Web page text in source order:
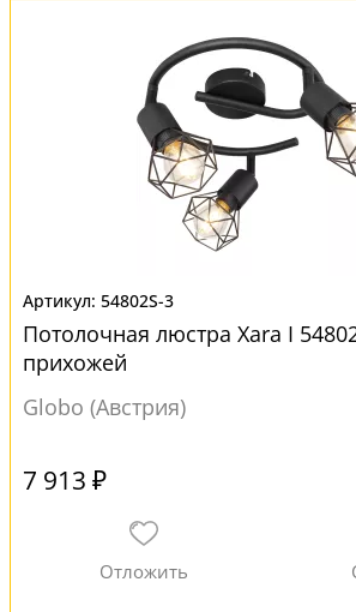
54802S-3
Потолочная люстра Xara I
прихожей
Globo (Австрия)
7 913 ₽